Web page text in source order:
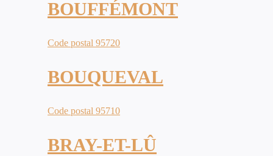
BOUFFÉMONT
Code postal 95720
BOUQUEVAL
Code postal 95710
BRAY-ET-LÛ